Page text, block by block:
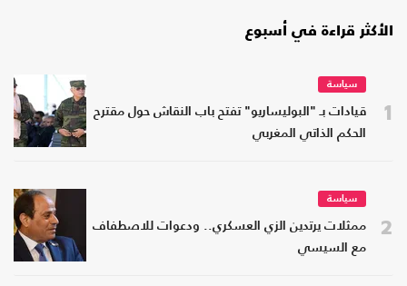
الأكثر قراءة في أسبوع
1
سياسة
قيادات بـ "البوليساريو" تفتح باب النقاش حول مقترح
الحكم الذاتي المغربي
2
سياسة
ممثلات يرتدين الزي العسكري.. ودعوات للاصطفاف
مع السيسي